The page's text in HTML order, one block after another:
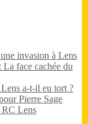
invasion à Lens
La face cachée du
a-t-il eu tort ?
Pierre Sage
RC Lens